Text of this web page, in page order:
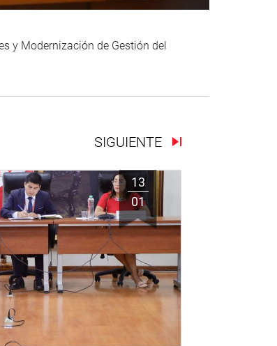
y Modernización de Gestión del
SIGUIENTE
13
01